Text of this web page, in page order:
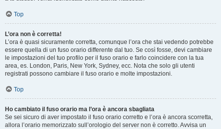
Top
L’ora non è corretta!
L’ora è quasi sicuramente corretta, comunque l’ora che stai vedendo potrebbe
essere quella di un fuso orario differente dal tuo. Se così fosse, devi cambiare
le impostazioni del tuo profilo per il fuso orario e farlo coincidere con la tua
area, es. London, Paris, New York, Sydney, ecc. Nota che solo gli utenti
registrati possono cambiare il fuso orario e molte impostazioni.
Top
Ho cambiato il fuso orario ma l’ora è ancora sbagliata
Se sei sicuro di aver impostato il fuso orario corretto e l’ora è ancora scorretta,
allora l’orario memorizzato sull’orologio del server non è corretto. Avvisa un